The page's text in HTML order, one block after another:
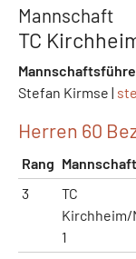
Mannschaft
TC
Stefan Kirmse |
Herren 60
Rang Mannschaft
3
TC
Kirchheim/
1